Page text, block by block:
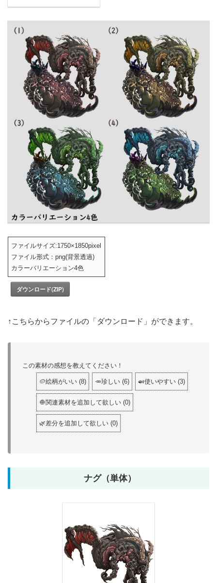
ファイルサイズ:1750×1850pixel
ファイル形式：png(背景透過)
カラーバリエーション4色
ダウンロード(ZIP)
↑こちらからファイルの「ダウンロード」ができます。
この素材の感想を教えてください！
🥔絵柄がいい (8) 🥕珍しい (6) 🍛使いやすい (3)
🧅関連素材を追加して欲しい (0)
🌿差分を追加して欲しい (0)
ナグ（単体）